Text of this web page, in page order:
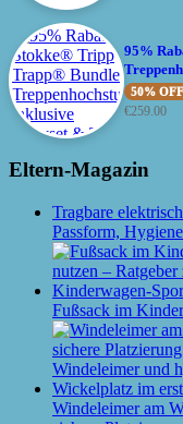
95%
50% OFF
€259.00
Eltern-Magazin
Tragbare
Passform,
Fußsack im
Windeleimer am